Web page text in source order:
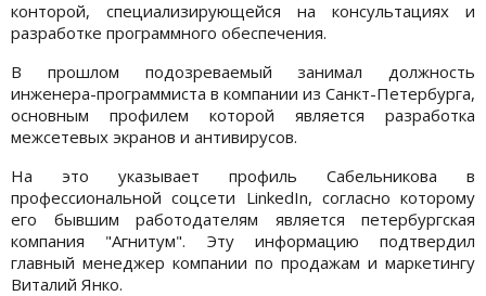
конторой, специализирующейся на консультациях и
разработке программного обеспечения.
В прошлом подозреваемый занимал должность
инженера-программиста в компании из Санкт-Петербурга,
основным профилем которой является разработка
межсетевых экранов и антивирусов.
На это указывает профиль Сабельникова в
профессиональной соцсети LinkedIn, согласно которому
его бывшим работодателям является петербургская
компания "Агнитум". Эту информацию подтвердил
главный менеджер компании по продажам и маркетингу
Виталий Янко.